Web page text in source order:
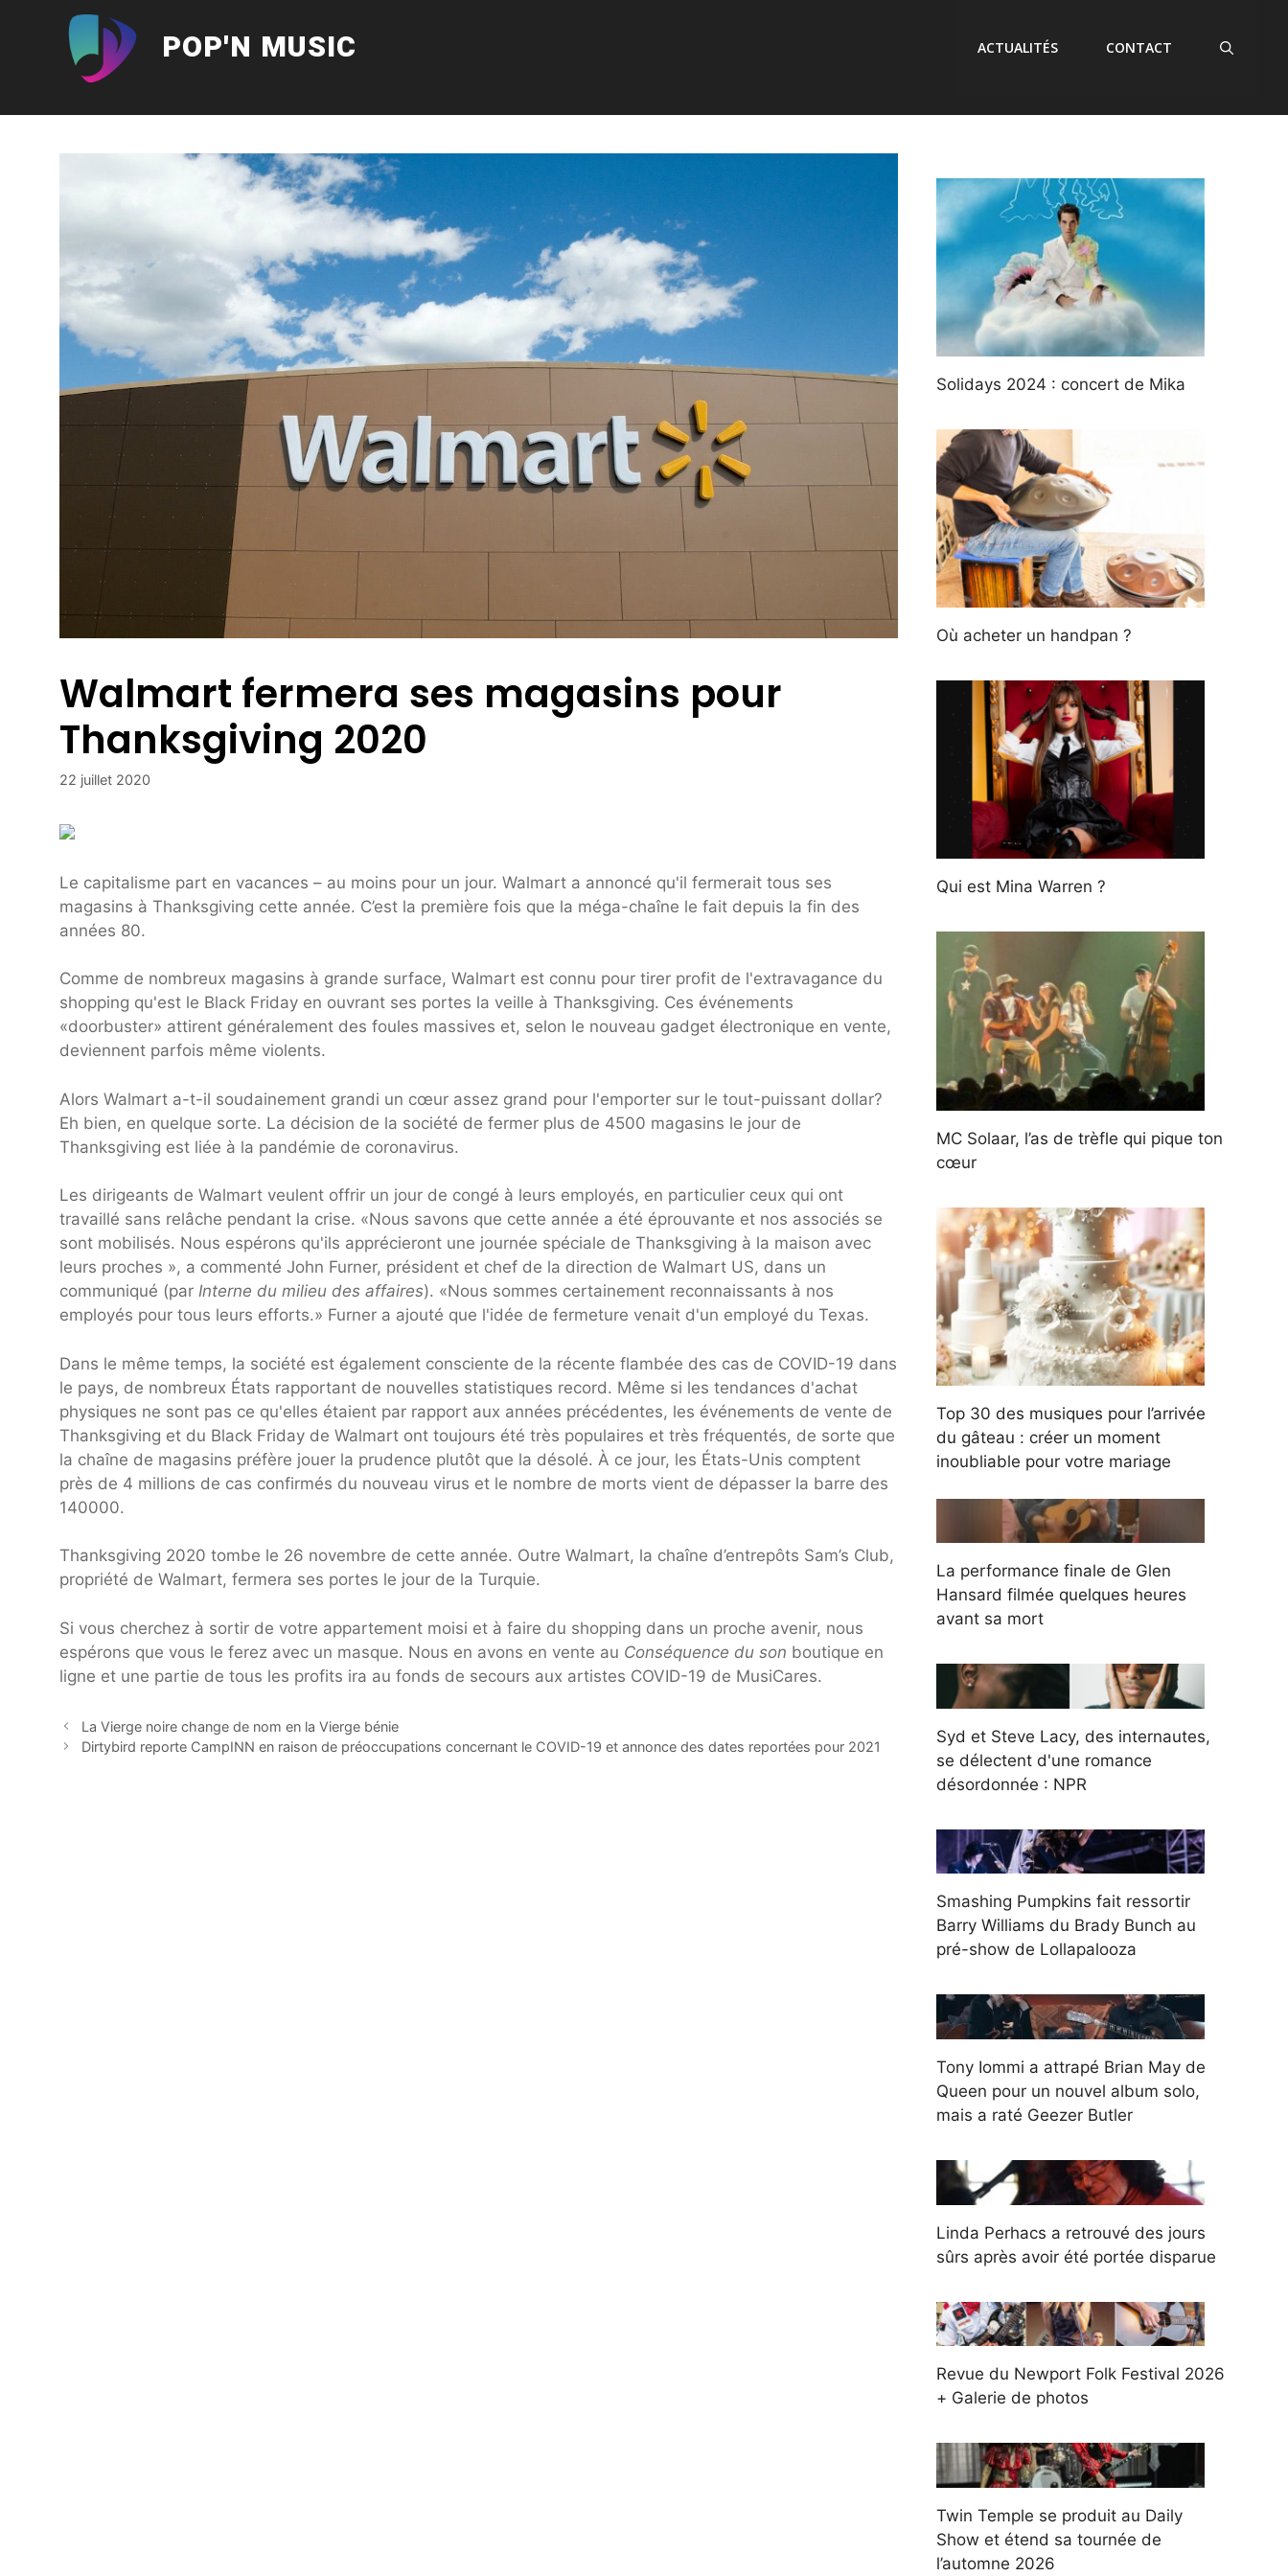
POP'N MUSIC ACTUALITÉS CONTACT
Walmart fermera ses magasins pour
Thanksgiving 2020
22 juillet 2020
Le capitalisme part en vacances – au moins pour un jour. Walmart a annoncé qu'il fermerait tous ses
magasins à Thanksgiving cette année. C’est la première fois que la méga-chaîne le fait depuis la fin des
années 80.
Comme de nombreux magasins à grande surface, Walmart est connu pour tirer profit de l'extravagance du
shopping qu'est le Black Friday en ouvrant ses portes la veille à Thanksgiving. Ces événements
«doorbuster» attirent généralement des foules massives et, selon le nouveau gadget électronique en vente,
deviennent parfois même violents.
Alors Walmart a-t-il soudainement grandi un cœur assez grand pour l'emporter sur le tout-puissant dollar?
Eh bien, en quelque sorte. La décision de la société de fermer plus de 4500 magasins le jour de
Thanksgiving est liée à la pandémie de coronavirus.
Les dirigeants de Walmart veulent offrir un jour de congé à leurs employés, en particulier ceux qui ont
travaillé sans relâche pendant la crise. «Nous savons que cette année a été éprouvante et nos associés se
sont mobilisés. Nous espérons qu'ils apprécieront une journée spéciale de Thanksgiving à la maison avec
leurs proches », a commenté John Furner, président et chef de la direction de Walmart US, dans un
communiqué (par Interne du milieu des affaires). «Nous sommes certainement reconnaissants à nos
employés pour tous leurs efforts.» Furner a ajouté que l'idée de fermeture venait d'un employé du Texas.
Dans le même temps, la société est également consciente de la récente flambée des cas de COVID-19 dans
le pays, de nombreux États rapportant de nouvelles statistiques record. Même si les tendances d'achat
physiques ne sont pas ce qu'elles étaient par rapport aux années précédentes, les événements de vente de
Thanksgiving et du Black Friday de Walmart ont toujours été très populaires et très fréquentés, de sorte que
la chaîne de magasins préfère jouer la prudence plutôt que la désolé. À ce jour, les États-Unis comptent
près de 4 millions de cas confirmés du nouveau virus et le nombre de morts vient de dépasser la barre des
140000.
Thanksgiving 2020 tombe le 26 novembre de cette année. Outre Walmart, la chaîne d’entrepôts Sam’s Club,
propriété de Walmart, fermera ses portes le jour de la Turquie.
Si vous cherchez à sortir de votre appartement moisi et à faire du shopping dans un proche avenir, nous
espérons que vous le ferez avec un masque. Nous en avons en vente au Conséquence du son boutique en
ligne et une partie de tous les profits ira au fonds de secours aux artistes COVID-19 de MusiCares.
La Vierge noire change de nom en la Vierge bénie
Dirtybird reporte CampINN en raison de préoccupations concernant le COVID-19 et annonce des dates reportées pour 2021
Solidays 2024 : concert de Mika
Où acheter un handpan ?
Qui est Mina Warren ?
MC Solaar, l’as de trèfle qui pique ton
cœur
Top 30 des musiques pour l’arrivée
du gâteau : créer un moment
inoubliable pour votre mariage
La performance finale de Glen
Hansard filmée quelques heures
avant sa mort
Syd et Steve Lacy, des internautes,
se délectent d'une romance
désordonnée : NPR
Smashing Pumpkins fait ressortir
Barry Williams du Brady Bunch au
pré-show de Lollapalooza
Tony Iommi a attrapé Brian May de
Queen pour un nouvel album solo,
mais a raté Geezer Butler
Linda Perhacs a retrouvé des jours
sûrs après avoir été portée disparue
Revue du Newport Folk Festival 2026
+ Galerie de photos
Twin Temple se produit au Daily
Show et étend sa tournée de
l’automne 2026